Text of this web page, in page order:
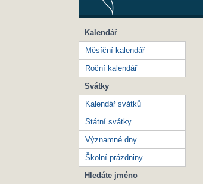
Kalendář
Měsíční kalendář
Roční kalendář
Svátky
Kalendář svátků
Státní svátky
Významné dny
Školní prázdniny
Hledáte jméno